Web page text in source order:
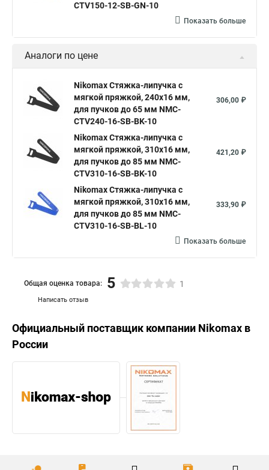
CTV150-12-SB-GN-10
Показать больше
Аналоги по цене
Nikomax Стяжка-липучка с
мягкой пряжкой, 240х16 мм,
для пучков до 65 мм NMC-
CTV240-16-SB-BK-10
306,00 ₽
Nikomax Стяжка-липучка с
мягкой пряжкой, 310х16 мм,
для пучков до 85 мм NMC-
CTV310-16-SB-BK-10
421,20 ₽
Nikomax Стяжка-липучка с
мягкой пряжкой, 310х16 мм,
для пучков до 85 мм NMC-
CTV310-16-SB-BL-10
333,90 ₽
Показать больше
Написать отзыв
Общая оценка товара: 5 1
Официальный поставщик компании Nikomax в
России